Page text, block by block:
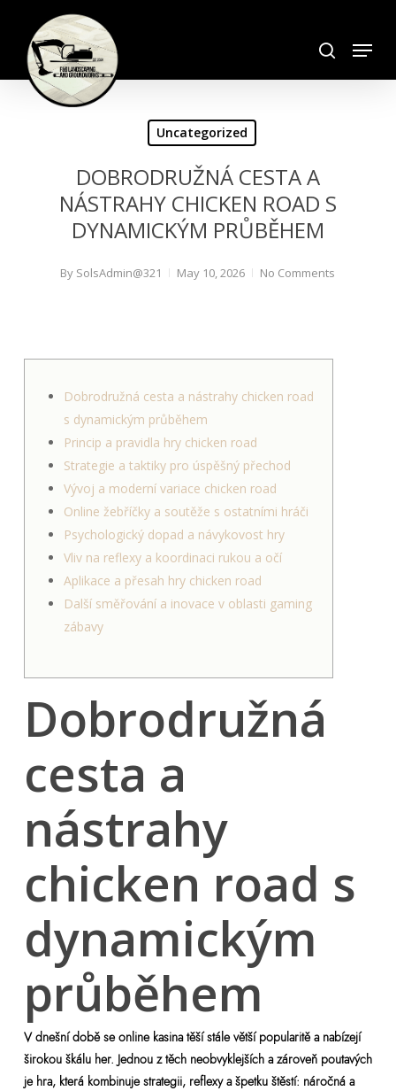
main
content
Menu
Uncategorized
DOBRODRUŽNÁ CESTA A
NÁSTRAHY CHICKEN ROAD S
DYNAMICKÝM PRŮBĚHEM
By SolsAdmin@321 May 10, 2026 No Comments
Dobrodružná cesta a nástrahy chicken road
s dynamickým průběhem
Princip a pravidla hry chicken road
Strategie a taktiky pro úspěšný přechod
Vývoj a moderní variace chicken road
Online žebříčky a soutěže s ostatními hráči
Psychologický dopad a návykovost hry
Vliv na reflexy a koordinaci rukou a očí
Aplikace a přesah hry chicken road
Další směřování a inovace v oblasti gaming
zábavy
Dobrodružná
cesta a
nástrahy
chicken road s
dynamickým
průběhem
V dnešní době se online kasina těší stále větší popularitě a nabízejí
širokou škálu her. Jednou z těch neobvyklejších a zároveň poutavých
je hra, která kombinuje strategii, reflexy a špetku štěstí: náročná a
Close
Menu